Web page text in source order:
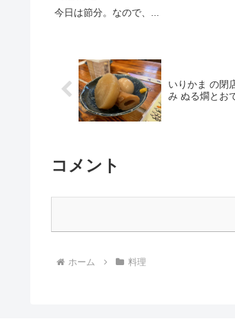
今日は節分。なので、...
いりかま の閉
み ぬる燗とお
コメント
ホーム 料理